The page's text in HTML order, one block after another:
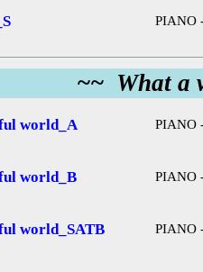
PIANO
~~ What a
world_A PIANO
world_B PIANO
world_SATB PIANO